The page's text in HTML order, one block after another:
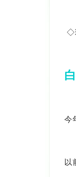
◇
今
以